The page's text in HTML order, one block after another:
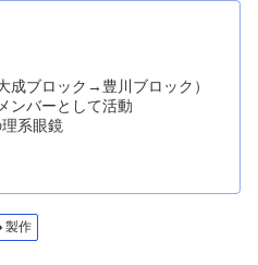
成ブロック→豊川ブロック）
ンバーとして活動
系眼鏡
製作